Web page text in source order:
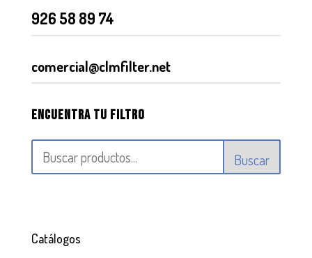
926 58 89 74
comercial@clmfilter.net
Encuentra tu filtro
Buscar
Catálogos